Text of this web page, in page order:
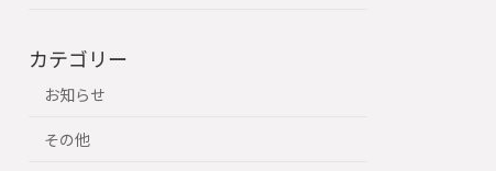
カテゴリー
お知らせ
その他